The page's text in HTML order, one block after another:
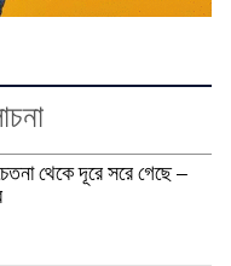
থেকে দূরে সরে গেছে –